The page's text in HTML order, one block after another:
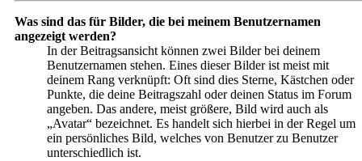
Was sind das für Bilder, die bei meinem Benutzernamen
angezeigt werden?
In der Beitragsansicht können zwei Bilder bei deinem
Benutzernamen stehen. Eines dieser Bilder ist meist mit
deinem Rang verknüpft: Oft sind dies Sterne, Kästchen oder
Punkte, die deine Beitragszahl oder deinen Status im Forum
angeben. Das andere, meist größere, Bild wird auch als
„Avatar“ bezeichnet. Es handelt sich hierbei in der Regel um
ein persönliches Bild, welches von Benutzer zu Benutzer
unterschiedlich ist.